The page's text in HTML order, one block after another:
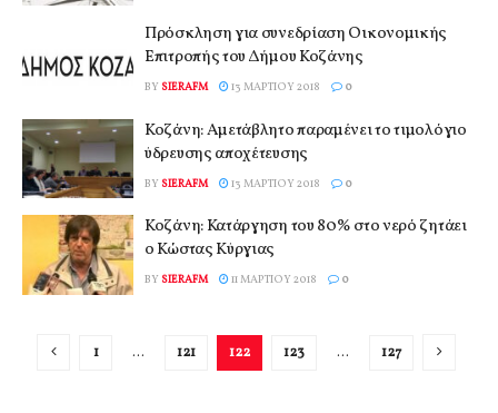
Πρόσκληση για συνεδρίαση Οικονομικής
Επιτροπής του Δήμου Κοζάνης
BY SIERAFM 13 ΜΑΡΤΊΟΥ 2018 0
Κοζάνη: Αμετάβλητο παραμένει το τιμολόγιο
ύδρευσης αποχέτευσης
BY SIERAFM 13 ΜΑΡΤΊΟΥ 2018 0
Κοζάνη: Κατάργηση του 80% στο νερό ζητάει
ο Κώστας Κύργιας
BY SIERAFM 11 ΜΑΡΤΊΟΥ 2018 0
1 … 121 122 123 … 127